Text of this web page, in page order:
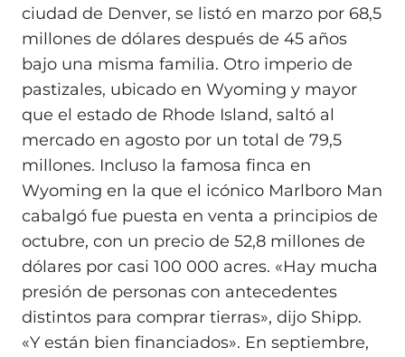
ciudad de Denver, se listó en marzo por 68,5
millones de dólares después de 45 años
bajo una misma familia. Otro imperio de
pastizales, ubicado en Wyoming y mayor
que el estado de Rhode Island, saltó al
mercado en agosto por un total de 79,5
millones. Incluso la famosa finca en
Wyoming en la que el icónico Marlboro Man
cabalgó fue puesta en venta a principios de
octubre, con un precio de 52,8 millones de
dólares por casi 100 000 acres. «Hay mucha
presión de personas con antecedentes
distintos para comprar tierras», dijo Shipp.
«Y están bien financiados». En septiembre,